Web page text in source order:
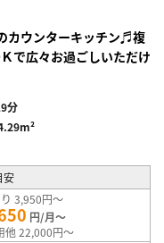
カウンターキッチン♬複
で広々お過ごしいただけ
分
安
3,950円～
円/月～
他 22,000円～